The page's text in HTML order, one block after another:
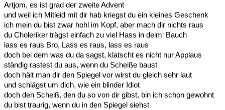
Artjom, es ist grad der zweite Advent
und weil ich Mitleid mit dir hab kriegst du ein kleines Geschenk
ich mein du bist zwar hohl im Kopf, aber mach dir nichts raus
du Choleriker trägst einfach zu viel Hass in deim‘ Bauch
lass es raus Bro, Lass es raus, lass es raus
doch bei dem was du da sagst, klatscht es nicht nur Applaus
ständig rastest du aus, wenn du Scheiße baust
doch hält man dir den Spiegel vor wirst du gleich sehr laut
und schlägst um dich, wie ein blinder Idiot
doch den Scheiß, den du so von dir gibst, bin ich schon gewohnt
du bist traurig, wenn du in den Spiegel siehst